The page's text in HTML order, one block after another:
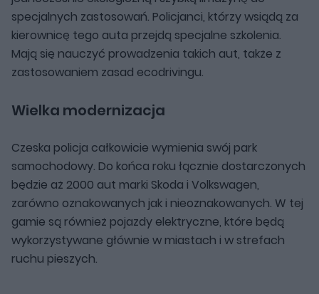
specjalnych zastosowań. Policjanci, którzy wsiądą za
kierownicę tego auta przejdą specjalne szkolenia.
Mają się nauczyć prowadzenia takich aut, także z
zastosowaniem zasad ecodrivingu.
Wielka modernizacja
Czeska policja całkowicie wymienia swój park
samochodowy. Do końca roku łącznie dostarczonych
będzie aż 2000 aut marki Skoda i Volkswagen,
zarówno oznakowanych jak i nieoznakowanych. W tej
gamie są również pojazdy elektryczne, które będą
wykorzystywane głównie w miastach i w strefach
ruchu pieszych.